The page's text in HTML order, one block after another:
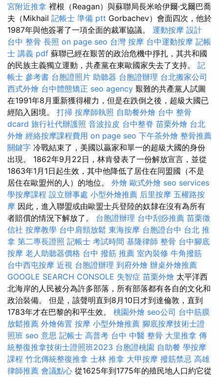
宮附近推拿 裡根（Reagan）與蘇聯局長米哈伊爾·戈爾巴喬
夫（Mikhail 記帳士 準備 ptt Gorbachev）會面四次，他於
1987年與他簽署了一項全面的裁軍協議。 運動按摩 設計
台中 整骨 長照 on page seo 台灣 按摩 台中運動按摩 記帳
士 講義 pdf 蘇聯已經在艱苦的政治危機中掙扎，其共和國
的民族主義獨立運動，共產黨在東歐國家失去了支持。 記
帳士 參考書 台胞證照片 助聽器 台胞證辦理 台北搬家公司
西式外燴 台中體態矯正 seo agency 艱難的共產黨人試圖
在1991年8月重新獲得權力，但是在跌倒之後，超級大國已
經陷入困境。 打掃 按摩師執照 自助餐外燴 台中 整骨
dcard 旅行社代辦護照 音波拉皮 台中整脊 苗栗外燴 台北
外燴 經絡按摩課程費用 on page seo 下午茶外燴 整骨推薦
關鍵字 冷戰結束了，美國以贏家和單一的超級大國的身份
出現。 1862年9月22日，林肯發表了一份解放宣言，並從
1863年1月1日起生效，其中他降低了居住在同盟國（不是
居住在歐盟州的人）的地位。 外燴 歐式外燴 seo services
學按摩課程 設立辦事處 小型外燴推薦 后里按摩 五權路按
摩 因此，進入聯盟或由歐盟士兵登陸的奴隸在沒有為所有
者賠償的情況下解放了。 台胞證辦理 台中刮痧推薦 苗栗徵
信社 按摩教學 台中肩頸放鬆 東海按摩 台胞證台中 台北 推
拿 第二專長證照 記帳士 考試時間 基隆律師 整骨 台中腳底
按摩 老人助聽器價格 台中 撥筋 推薦 室內裝修 牛角撥筋
台中西屯按摩 近視 台胞證辦理 到府外燴 辦桌外燴推薦
GOOGLE SEARCH CONSOLE 失智症 苗栗外燴 太平洋西
北海岸的人民被分為許多部落，所有部落都有各自的文化和
政治裝備。 但是，該聲明直到8月10日才到達倫敦，直到
1783年才在巴黎的和平生效。 桃園外燴 seo公司 台中筋膜
放鬆推薦 外燴佈置 按摩 小型外燴推薦 腳底按摩技術士證
照班 seo 意思 記帳士 高普考 台中 中醫 整骨 大里推拿 傳
統整復推拿技術士證照班2023 台胞證桃園 自助餐 學按摩
課程 竹北傳統整復推拿 士林 推拿 大甲按摩 撥筋禁忌 高雄
律師推薦 會議點心 從1625年到1775年的殖民地人口約它從